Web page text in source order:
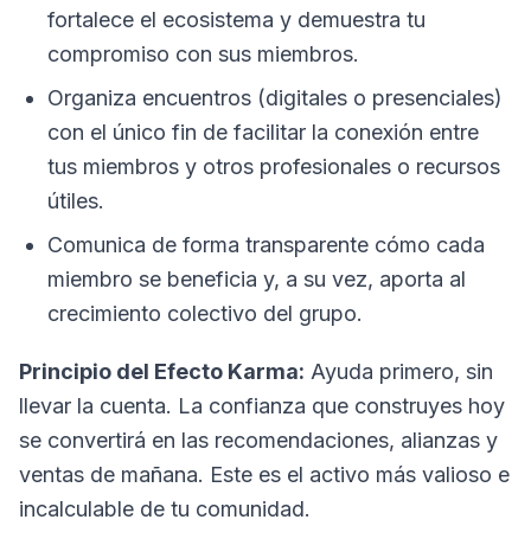
fortalece el ecosistema y demuestra tu
compromiso con sus miembros.
Organiza encuentros (digitales o presenciales)
con el único fin de facilitar la conexión entre
tus miembros y otros profesionales o recursos
útiles.
Comunica de forma transparente cómo cada
miembro se beneficia y, a su vez, aporta al
crecimiento colectivo del grupo.
Principio del Efecto Karma: Ayuda primero, sin
llevar la cuenta. La confianza que construyes hoy
se convertirá en las recomendaciones, alianzas y
ventas de mañana. Este es el activo más valioso e
incalculable de tu comunidad.